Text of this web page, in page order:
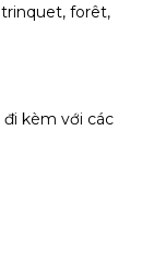
forêt,
kèm với các